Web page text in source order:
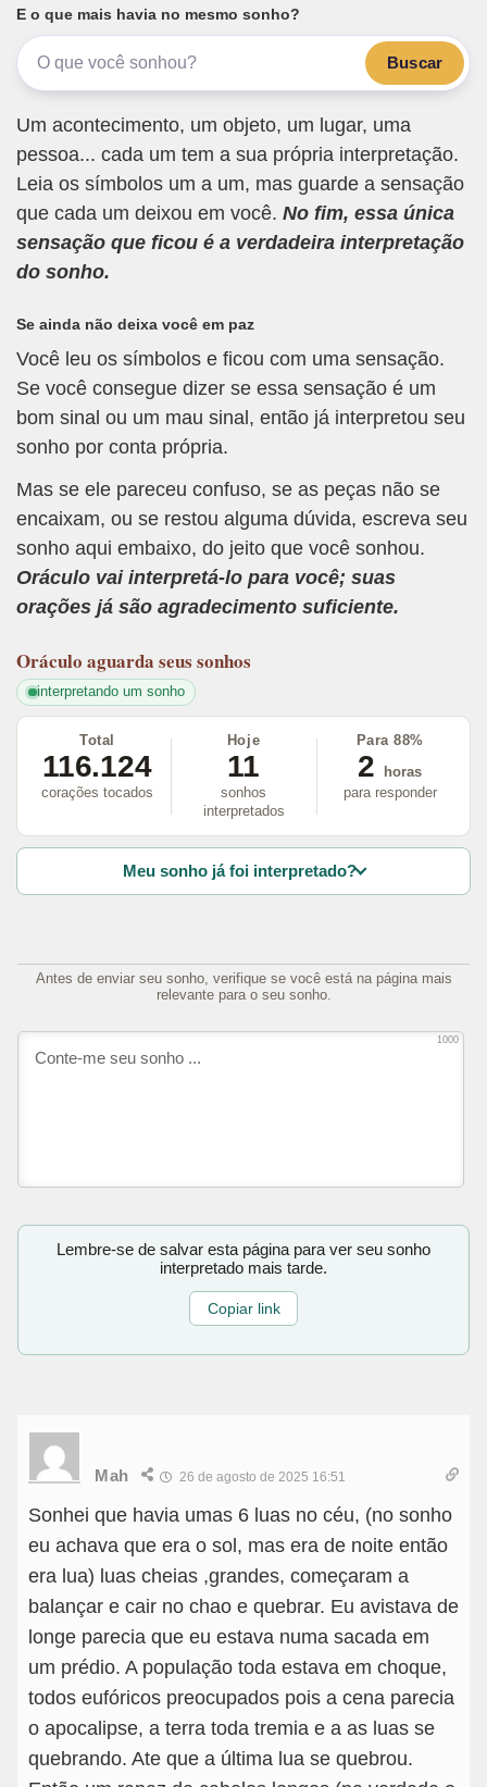
E o que mais havia no mesmo sonho?
Buscar
Um acontecimento, um objeto, um lugar, uma
pessoa... cada um tem a sua própria interpretação.
Leia os símbolos um a um, mas guarde a sensação
que cada um deixou em você. No fim, essa única
sensação que ficou é a verdadeira interpretação
do sonho.
Se ainda não deixa você em paz
Você leu os símbolos e ficou com uma sensação.
Se você consegue dizer se essa sensação é um
bom sinal ou um mau sinal, então já interpretou seu
sonho por conta própria.
Mas se ele pareceu confuso, se as peças não se
encaixam, ou se restou alguma dúvida, escreva seu
sonho aqui embaixo, do jeito que você sonhou.
Oráculo vai interpretá-lo para você; suas
orações já são agradecimento suficiente.
Oráculo aguarda seus sonhos
interpretando um sonho
Total
116.124
corações tocados
Hoje
11
sonhos
interpretados
Para 88%
2
horas
para responder
Meu sonho já foi interpretado?
Antes de enviar seu sonho, verifique se você está na página mais
relevante para o seu sonho.
1000
Lembre-se de salvar esta página para ver seu sonho
interpretado mais tarde.
Copiar link
Mah 26 de agosto de 2025 16:51
Sonhei que havia umas 6 luas no céu, (no sonho
eu achava que era o sol, mas era de noite então
era lua) luas cheias ,grandes, começaram a
balançar e cair no chao e quebrar. Eu avistava de
longe parecia que eu estava numa sacada em
um prédio. A população toda estava em choque,
todos eufóricos preocupados pois a cena parecia
o apocalipse, a terra toda tremia e a as luas se
quebrando. Ate que a última lua se quebrou.